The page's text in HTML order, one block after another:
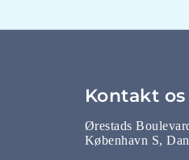
Kontakt os
Ørestads
København S,